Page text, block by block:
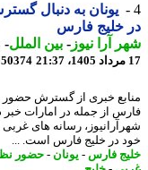
یونان به دنبال
خلیج فارس
آرا نیوز-بین الملل-
82050374
خبری از گسترش حضور
از جمله در امارات خبر
رسانه های غربی
در خلیج فارس است. ...
فارس-یونان-حضور نظامی